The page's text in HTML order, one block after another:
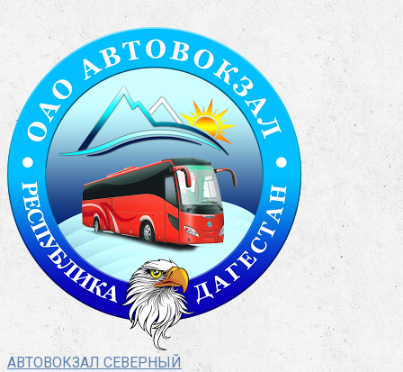
Перейти
АВТОВОКЗАЛ СЕВЕРНЫЙ